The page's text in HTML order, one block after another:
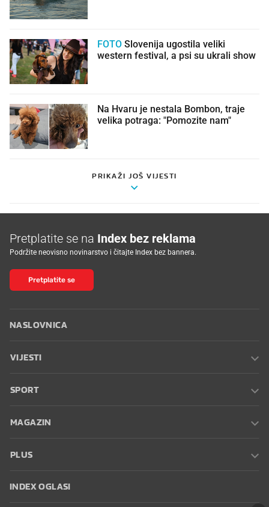
FOTO
western festival, a psi su ukrali show
Na Hvaru je nestala Bombon, traje
velika potraga: "Pomozite nam"
PRIKAŽI JOŠ VIJESTI
Pretplatite se na Index bez reklama
Podržite neovisno novinarstvo i čitajte Index bez bannera.
Pretplatite se
NASLOVNICA
VIJESTI
SPORT
MAGAZIN
PLUS
INDEX OGLASI